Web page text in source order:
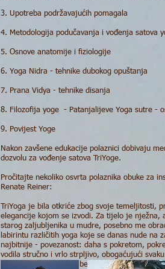
3. Upotreba podržavajućih pomagala
4. Metodologija podučavanja i vođenja satova
5. Osnove anatomije i fiziologije
6. Yoga Nidra - tehnike dubokog opuštanja
7. Prana Vidya - tehnike disanja
8. Filozofija yoge - Patanjalijeve Yoga sutre -
9. Povijest Yoge
Nakon zavšene edukacije polaznici dobivaju
dozvolu za vođenje satova TriYoge.
Pročitajte nekoliko osvrta polaznika obuke za
Renate Reiner:
TriYoga je bila otkriće zbog svoje temeljitosti,
elegancije kojom se izvodi. Za tijelo je nježna,
starog zaljubljenika u mudre, posebno me
labirintu različitih yoga koje se danas nude na
najbitnije - povezanost: daha s pokretom,
vodila stručno i vrlo strpljivo, obogaćujući
Preporučam svakome, bez obzira na prethodno